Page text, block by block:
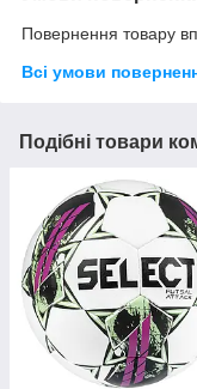
Повернення товару
Всі умови
Подібні товари